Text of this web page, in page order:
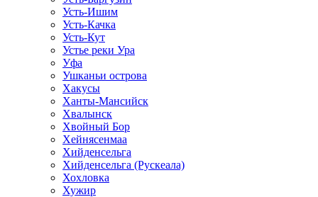
Усть-Ишим
Усть-Качка
Усть-Кут
Устье реки Ура
Уфа
Ушканьи острова
Хакусы
Ханты-Мансийск
Хвалынск
Хвойный Бор
Хейнясенмаа
Хийденсельга
Хийденсельга (Рускеала)
Хохловка
Хужир